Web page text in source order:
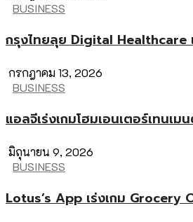
BUSINESS
กรุงไทยลุย Digital Healthcare
กรกฎาคม 13, 2026
BUSINESS
แอลจีเร่งเกมโฮมเอนเตอร์เทนเม
มิถุนายน 9, 2026
BUSINESS
Lotus’s App เร่งเกม Grocery